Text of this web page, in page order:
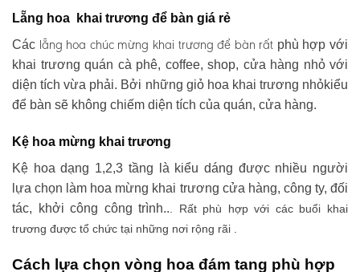
Lẵng hoa khai trương để bàn giá rẻ
Các lẵng hoa chúc mừng khai trương để bàn rất phù hợp với
khai trương quán cà phê, coffee, shop, cửa hàng nhỏ với
diện tích vừa phải. Bởi những giỏ hoa khai trương nhỏkiểu
để bàn sẽ không chiếm diện tích của quán, cửa hàng.
Kệ hoa mừng khai trương
Kệ hoa dạng 1,2,3 tầng là kiểu dáng được nhiều người
lựa chọn làm hoa mừng khai trương cửa hàng, công ty, đối
tác, khởi công công trình.. . Rất phù hợp với các buổi khai
trương được tổ chức tại những nơi rộng rãi .
Cách lựa chọn vòng hoa đám tang phù hợp